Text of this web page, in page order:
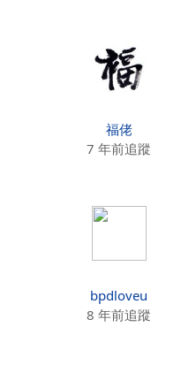
福佬
7 年前追蹤
bpdloveu
8 年前追蹤